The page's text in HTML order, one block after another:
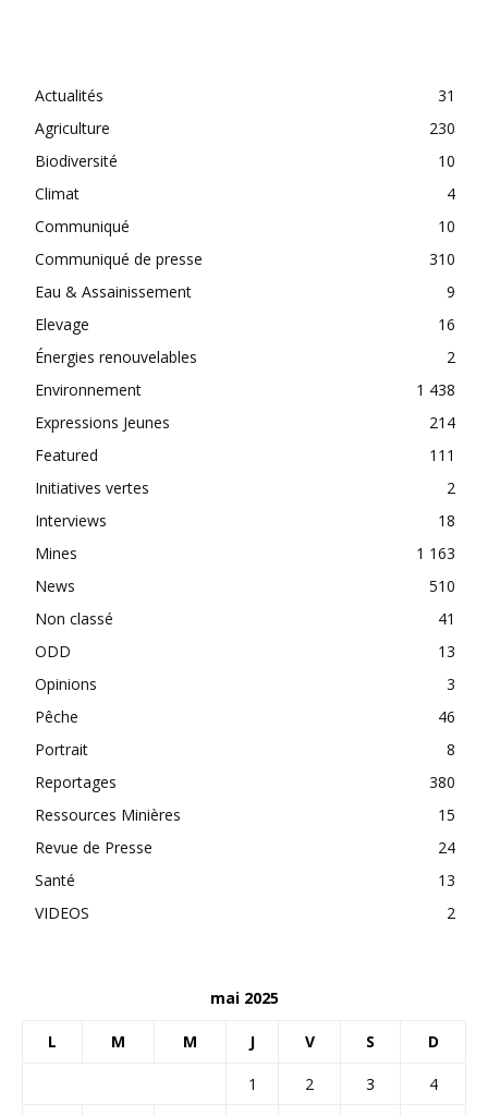
Actualités
31
Agriculture
230
Biodiversité
10
Climat
4
Communiqué
10
Communiqué de presse
310
Eau & Assainissement
9
Elevage
16
Énergies renouvelables
2
Environnement
1 438
Expressions Jeunes
214
Featured
111
Initiatives vertes
2
Interviews
18
Mines
1 163
News
510
Non classé
41
ODD
13
Opinions
3
Pêche
46
Portrait
8
Reportages
380
Ressources Minières
15
Revue de Presse
24
Santé
13
VIDEOS
2
mai 2025
L M M J V S D
1 2 3
4